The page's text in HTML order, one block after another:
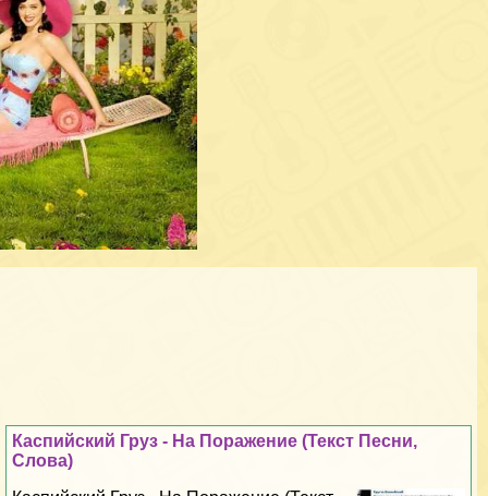
Каспийский Груз - На Поражение (Текст Песни,
Слова)